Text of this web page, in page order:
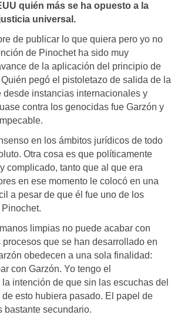
quién más se ha opuesto a la
universal.
de publicar lo que quiera pero yo no
de Pinochet ha sido muy
de la aplicación del principio de
pegó el pistoletazo de salida de la
desde instancias internacionales y
contra los genocidas fue Garzón y
en los ámbitos jurídicos de todo
Otra cosa es que políticamente
complicado, tanto que al que era
en ese momento le colocó en una
a pesar de que él fue uno de los
limpias no puede acabar con
procesos que se han desarrollado en
obedecen a una sola finalidad:
con Garzón. Yo tengo el
intención de que sin las escuchas del
esto hubiera pasado. El papel de
bastante secundario.